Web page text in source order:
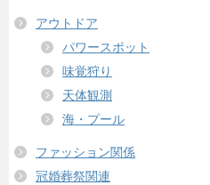
アウトドア
パワースポット
味覚狩り
天体観測
海・プール
ファッション関係
冠婚葬祭関連